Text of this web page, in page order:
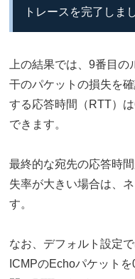
トレースを完了しま
上の結果では、9番目
干のパケットの損失を
する応答時間（RTT）
できます。
最終的な宛先の応答時
失率が大きい場合は、
す。
なお、デフォルト設定
ICMPのEchoパケット